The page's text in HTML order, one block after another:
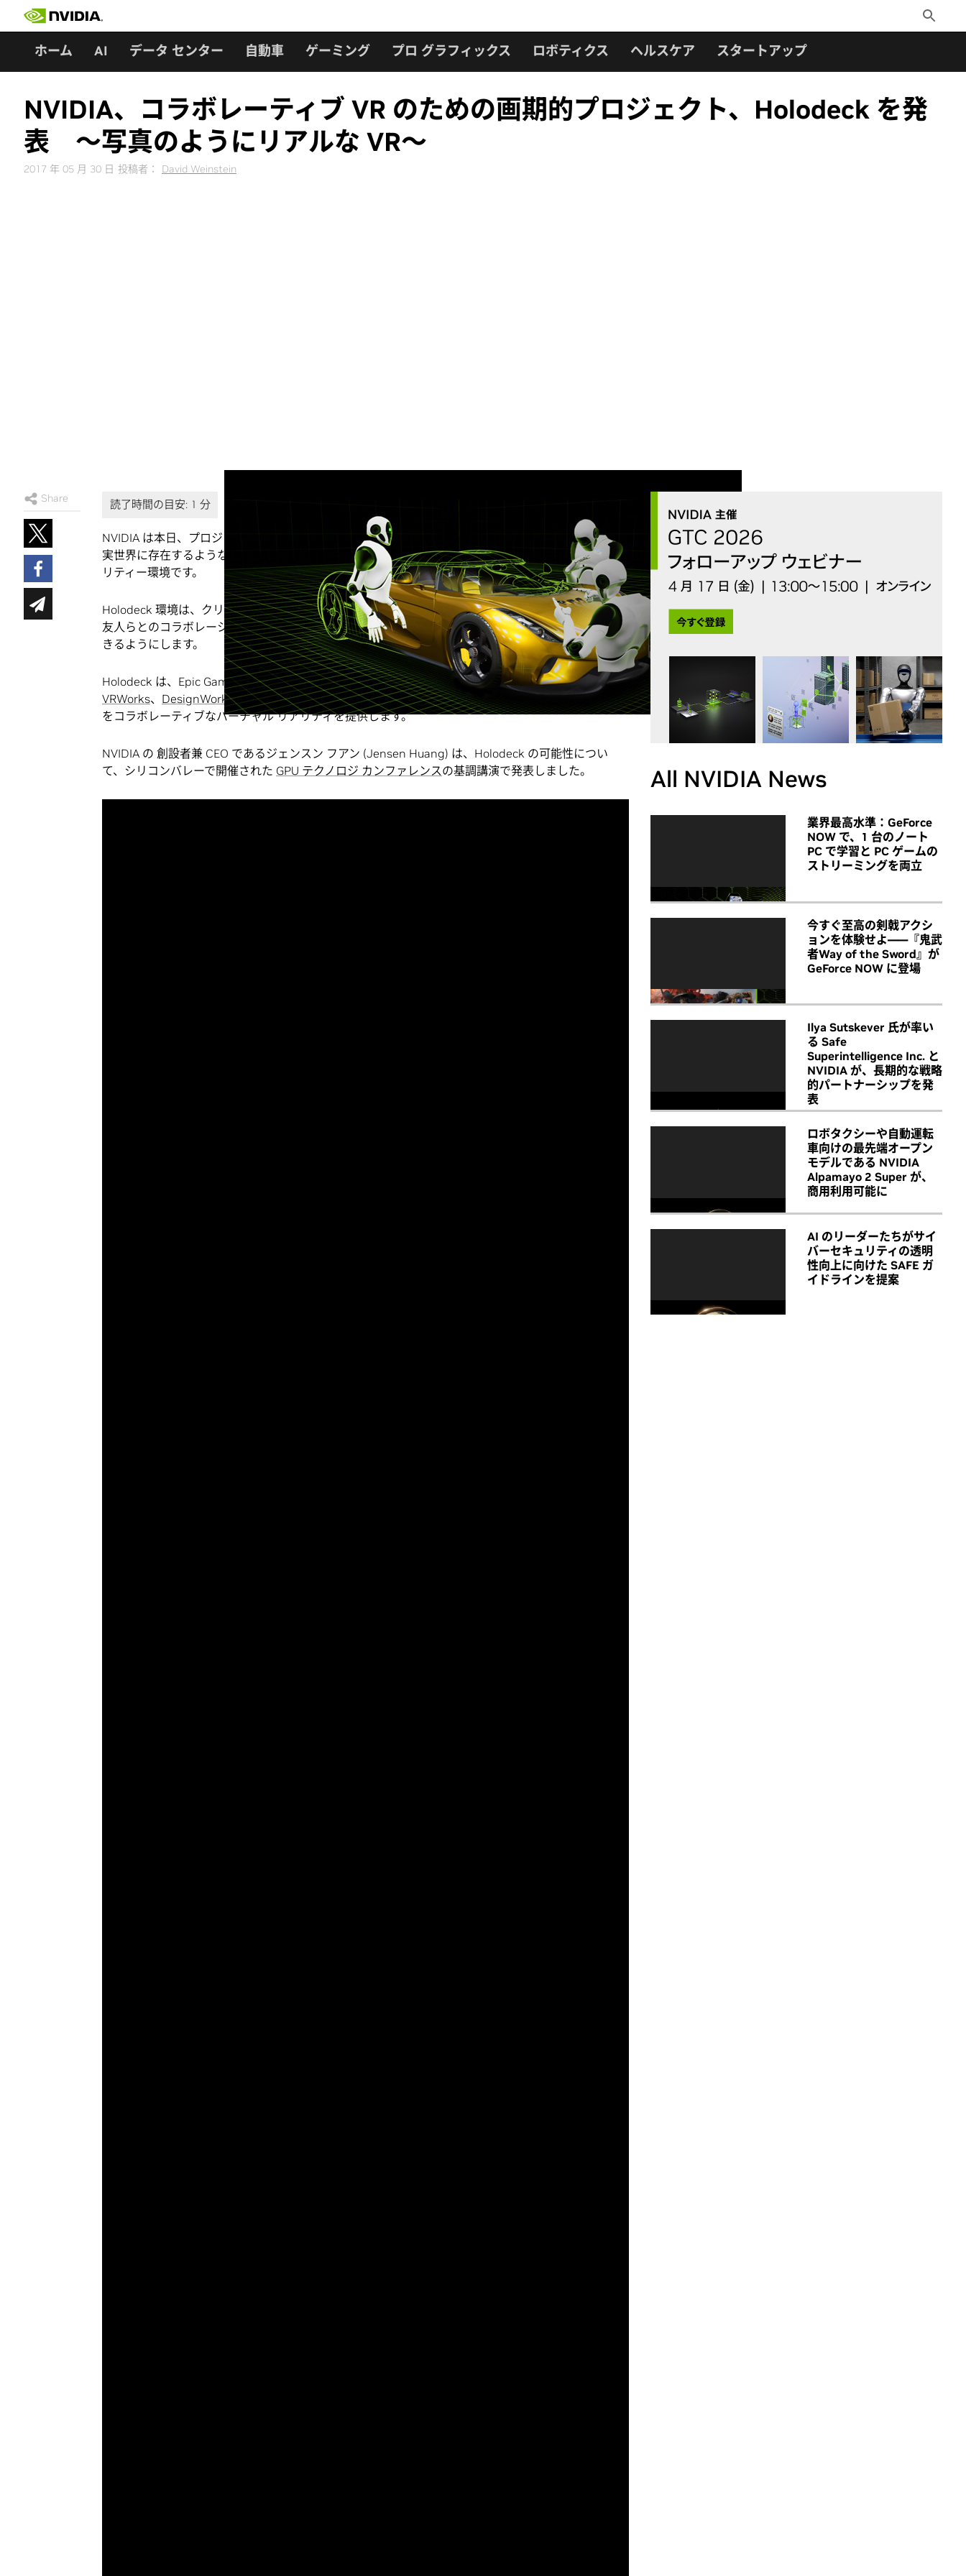
Toggle
Search
ホーム AI データ センター 自動車 ゲーミング プロ グラフィックス ロボティクス ヘルスケア スタートアップ
NVIDIA、コラボレーティブ VR のための画期的プロジェクト、Holodeck を発
表 ～写真のようにリアルな VR～
2017 年 05 月 30 日 投稿者： David Weinstein
Share
NVIDIA は本日、プロジェクト Holodeck を発表しました。Holodeck は、視覚、音、触覚を通じて、
実世界に存在するような感覚を取り入れる、写真のようにリアルなコラボレーティブ バーチャル リア
リティー環境です。
Holodeck 環境は、クリエーターが高忠実度でフル解像度のモデルを VR に取り入れることで、同僚や
友人らとのコラボレーションや共有を可能にし、デザインに関する意思決定をより容易かつ迅速にで
きるようにします。
Holodeck は、Epic Games の Unreal Engine 4 の拡張版に基づき構築され、 NVIDIA GameWorks、
VRWorks、 DesignWorksを含み、類を見ない写真のようなリアリズム、物理のシミュレーションなど
をコラボレーティブなバーチャル リアリティを提供します。
NVIDIA の 創設者兼 CEO であるジェンスン フアン (Jensen Huang) は、Holodeck の可能性につい
て、シリコンバレーで開催された GPU テクノロジ カンファレンスの基調講演で発表しました。 All NVIDIA News
業界最高水準：GeForce
NOW で、1 台のノート
PC で学習と PC ゲームの
ストリーミングを両立
今すぐ至高の剣戟アクシ
ョンを体験せよ――『鬼武
者Way of the Sword』が
GeForce NOW に登場
Ilya Sutskever 氏が率い
る Safe
Superintelligence Inc. と
NVIDIA が、長期的な戦略
的パートナーシップを発
表
ロボタクシーや自動運転
車向けの最先端オープン
モデルである NVIDIA
Alpamayo 2 Super が、
商用利用可能に
AI のリーダーたちがサイ
バーセキュリティの透明
性向上に向けた SAFE ガ
イドラインを提案